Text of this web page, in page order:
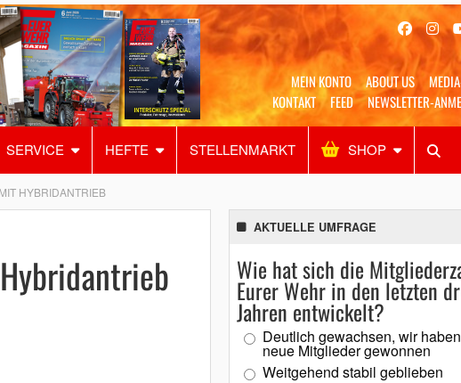
MEIN KONTO ABOUT US
KONTAKT
FEED NEWSLETTER-
SERVICE HEFTE STELLENMARKT SHOP
Alles Shop SUCHEN
HYBRIDANTRIEB
AKTUELLE UMFRAGE
Wie hat sich die
Eurer Wehr in den letzten
Jahren entwickelt?
Deutlich gewachsen, wir
neue Mitglieder gewonnen
Weitgehend stabil geblieben